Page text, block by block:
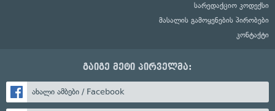
სარედაქციო კოდექსი
მასალის გამოყენების პირობები
კონტაქტი
გაიგე მეტი პირველმა:
ახალი ამბები / Facebook